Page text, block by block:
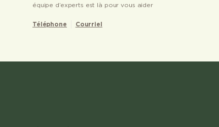
équipe d’experts est là pour vous aider
Téléphone Courriel